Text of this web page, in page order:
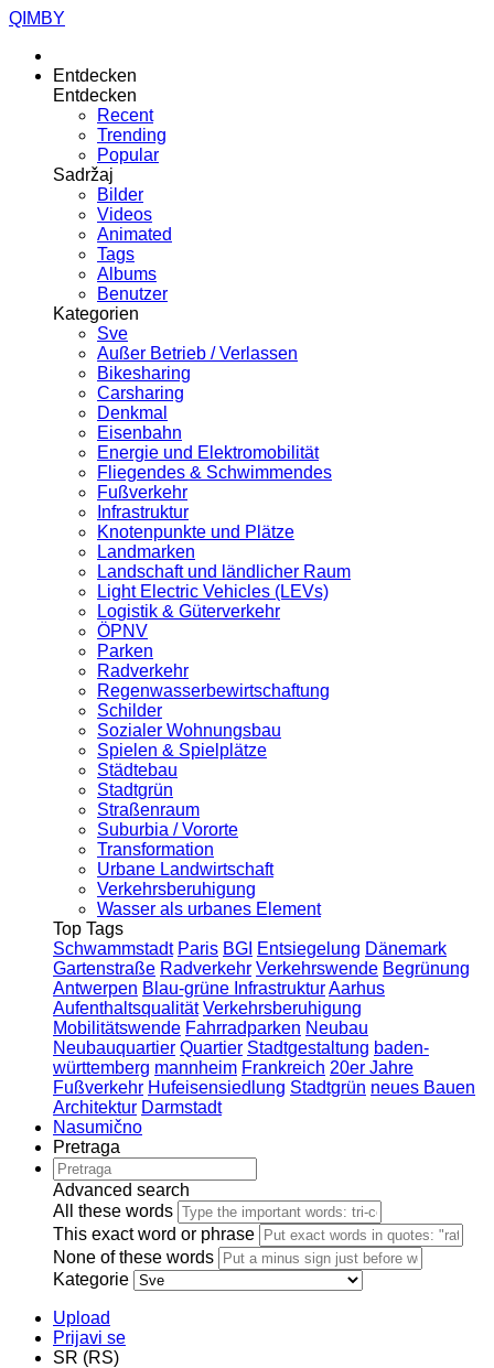
QIMBY
Entdecken
Entdecken
Recent
Trending
Popular
Sadržaj
Bilder
Videos
Animated
Tags
Albums
Benutzer
Kategorien
Sve
Außer Betrieb / Verlassen
Bikesharing
Carsharing
Denkmal
Eisenbahn
Energie und Elektromobilität
Fliegendes & Schwimmendes
Fußverkehr
Infrastruktur
Knotenpunkte und Plätze
Landmarken
Landschaft und ländlicher Raum
Light Electric Vehicles (LEVs)
Logistik & Güterverkehr
ÖPNV
Parken
Radverkehr
Regenwasserbewirtschaftung
Schilder
Sozialer Wohnungsbau
Spielen & Spielplätze
Städtebau
Stadtgrün
Straßenraum
Suburbia / Vororte
Transformation
Urbane Landwirtschaft
Verkehrsberuhigung
Wasser als urbanes Element
Top Tags
Schwammstadt Paris BGI Entsiegelung Dänemark
Gartenstraße Radverkehr Verkehrswende Begrünung
Antwerpen Blau-grüne InfrastrukturAarhus
Aufenthaltsqualität Verkehrsberuhigung
Mobilitätswende Fahrradparken Neubau
Neubauquartier Quartier Stadtgestaltung baden-
württemberg mannheim Frankreich 20er Jahre
Fußverkehr Hufeisensiedlung Stadtgrün neues Bauen
Architektur Darmstadt
Nasumično
Pretraga
Advanced search
All these words
This exact word or phrase
None of these words
Kategorie
Upload
Prijavi se
SR (RS)